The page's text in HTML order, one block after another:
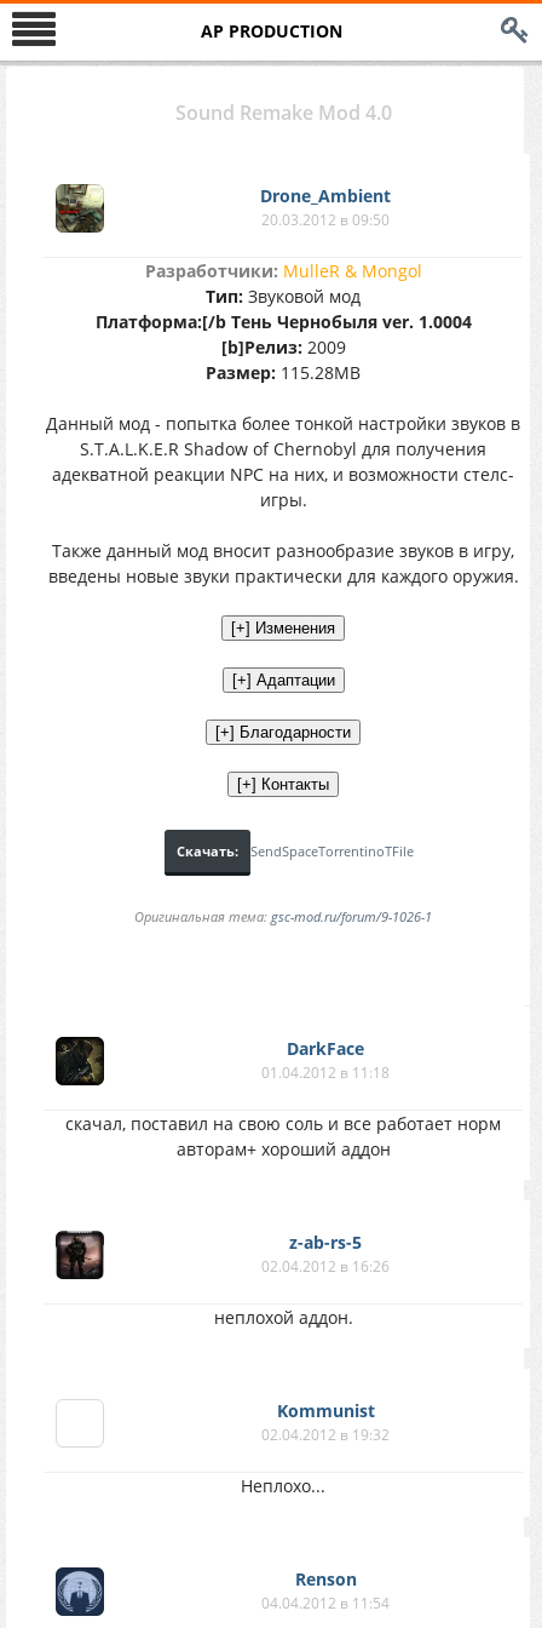
AP PRODUCTION
Sound Remake Mod 4.0
Drone_Ambient
20.03.2012 в 09:50
Разработчики: MulleR & Mongol
Тип: Звуковой мод
Платформа:[/b Тень Чернобыля ver. 1.0004
[b]Релиз:2009
Размер: 115.28MB
Данный мод - попытка более тонкой настройки звуков в
S.T.A.L.K.E.R Shadow of Chernobyl для получения
адекватной реакции NPC на них, и возможности стелс-
игры.
Также данный мод вносит разнообразие звуков в игру,
введены новые звуки практически для каждого оружия.
Скачать: SendSpaceTorrentinoTFile
Оригинальная тема: gsc-mod.ru/forum/9-1026-1
DarkFace
01.04.2012 в 11:18
скачал, поставил на свою соль и все работает норм
авторам+ хороший аддон
z-ab-rs-5
02.04.2012 в 16:26
неплохой аддон.
Kommunist
02.04.2012 в 19:32
Неплохо...
Renson
04.04.2012 в 11:54